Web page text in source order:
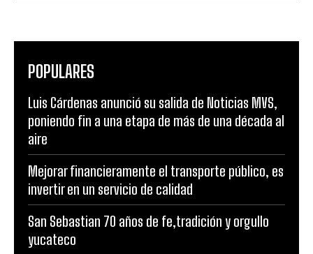
POPULARES
Luis Cárdenas anunció su salida de Noticias MVS,
poniendo fin a una etapa de más de una década al
aire
Mejorar financieramente el transporte público, es
invertir en un servicio de calidad
San Sebastian 70 años de fe,tradición y orgullo
yucateco